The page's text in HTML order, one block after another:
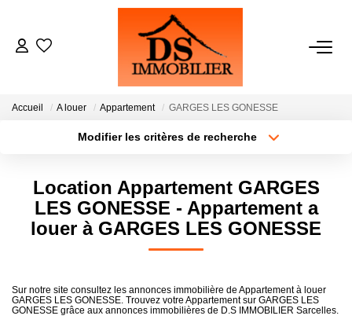
ACHATS
GESTION
RECRUTEMENT
Accueil A louer Appartement GARGES LES GONESSE
Modifier les critères de recherche
Sélectionnez...
Type de bien
Surface min
Location Appartement GARGES
LES GONESSE - Appartement a
louer à GARGES LES GONESSE
Sur notre site consultez les annonces immobilière de Appartement à louer
GARGES LES GONESSE. Trouvez votre Appartement sur GARGES LES
GONESSE grâce aux annonces immobilières de D.S IMMOBILIER Sarcelles.